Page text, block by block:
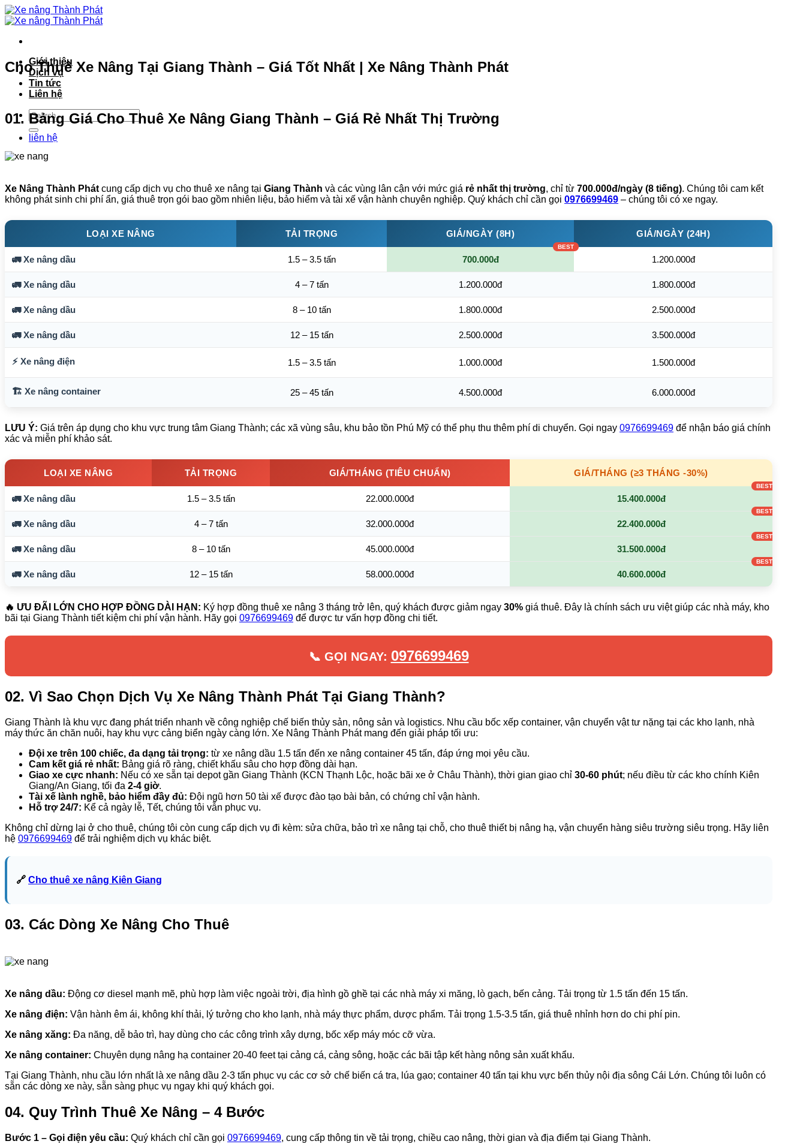
Bỏ
qua
dung
Giới thiệu
Dịch vụ
Tin tức
Liên hệ
liên hệ
Cho Thuê Xe Nâng Tại Giang Thành – Giá Tốt Nhất | Xe Nâng Thành Phát
01. Bảng Giá Cho Thuê Xe Nâng Giang Thành – Giá Rẻ Nhất Thị Trường
Xe Nâng Thành Phát cung cấp dịch vụ cho thuê xe nâng tại Giang Thành và các vùng lân cận với mức giá rẻ nhất thị trường, chỉ từ 700.000đ/ngày (8 tiếng). Chúng tôi cam kết
không phát sinh chi phí ẩn, giá thuê trọn gói bao gồm nhiên liệu, bảo hiểm và tài xế vận hành chuyên nghiệp. Quý khách chỉ cần gọi 0976699469 – chúng tôi có xe ngay.
LOẠI XE NÂNG TẢI TRỌNG GIÁ/NGÀY (8H) GIÁ/NGÀY (24H)
🚛 Xe nâng dầu 1.5 – 3.5 tấn 700.000đ 1.200.000đ
🚛 Xe nâng dầu 4 – 7 tấn 1.200.000đ 1.800.000đ
🚛 Xe nâng dầu 8 – 10 tấn 1.800.000đ 2.500.000đ
🚛 Xe nâng dầu 12 – 15 tấn 2.500.000đ 3.500.000đ
⚡ Xe nâng điện 1.5 – 3.5 tấn 1.000.000đ 1.500.000đ
🏗️ Xe nâng container 25 – 45 tấn 4.500.000đ 6.000.000đ
LƯU Ý: Giá trên áp dụng cho khu vực trung tâm Giang Thành; các xã vùng sâu, khu bảo tồn Phú Mỹ có thể phụ thu thêm phí di chuyển. Gọi ngay 0976699469 để nhận báo giá chính
xác và miễn phí khảo sát.
LOẠI XE NÂNG TẢI TRỌNG GIÁ/THÁNG (TIÊU CHUẨN) GIÁ/THÁNG (≥3 THÁNG -30%)
🚛 Xe nâng dầu 1.5 – 3.5 tấn 22.000.000đ 15.400.000đ
🚛 Xe nâng dầu 4 – 7 tấn 32.000.000đ 22.400.000đ
🚛 Xe nâng dầu 8 – 10 tấn 45.000.000đ 31.500.000đ
🚛 Xe nâng dầu 12 – 15 tấn 58.000.000đ 40.600.000đ
🔥 ƯU ĐÃI LỚN CHO HỢP ĐỒNG DÀI HẠN: Ký hợp đồng thuê xe nâng 3 tháng trở lên, quý khách được giảm ngay 30% giá thuê. Đây là chính sách ưu việt giúp các nhà máy, kho
bãi tại Giang Thành tiết kiệm chi phí vận hành. Hãy gọi 0976699469 để được tư vấn hợp đồng chi tiết.
📞 GỌI NGAY: 0976699469
02. Vì Sao Chọn Dịch Vụ Xe Nâng Thành Phát Tại Giang Thành?
Giang Thành là khu vực đang phát triển nhanh về công nghiệp chế biến thủy sản, nông sản và logistics. Nhu cầu bốc xếp container, vận chuyển vật tư nặng tại các kho lạnh, nhà
máy thức ăn chăn nuôi, hay khu vực cảng biển ngày càng lớn. Xe Nâng Thành Phát mang đến giải pháp tối ưu:
Đội xe trên 100 chiếc, đa dạng tải trọng: từ xe nâng dầu 1.5 tấn đến xe nâng container 45 tấn, đáp ứng mọi yêu cầu.
Cam kết giá rẻ nhất: Bảng giá rõ ràng, chiết khấu sâu cho hợp đồng dài hạn.
Giao xe cực nhanh: Nếu có xe sẵn tại depot gần Giang Thành (KCN Thạnh Lộc, hoặc bãi xe ở Châu Thành), thời gian giao chỉ 30-60 phút; nếu điều từ các kho chính Kiên
Giang/An Giang, tối đa 2-4 giờ.
Tài xế lành nghề, bảo hiểm đầy đủ: Đội ngũ hơn 50 tài xế được đào tạo bài bản, có chứng chỉ vận hành.
Hỗ trợ 24/7: Kể cả ngày lễ, Tết, chúng tôi vẫn phục vụ.
Không chỉ dừng lại ở cho thuê, chúng tôi còn cung cấp dịch vụ đi kèm: sửa chữa, bảo trì xe nâng tại chỗ, cho thuê thiết bị nâng hạ, vận chuyển hàng siêu trường siêu trọng. Hãy liên
hệ 0976699469 để trải nghiệm dịch vụ khác biệt.
🔗 Cho thuê xe nâng Kiên Giang
03. Các Dòng Xe Nâng Cho Thuê
Xe nâng dầu: Động cơ diesel mạnh mẽ, phù hợp làm việc ngoài trời, địa hình gồ ghề tại các nhà máy xi măng, lò gạch, bến cảng. Tải trọng từ 1.5 tấn đến 15 tấn.
Xe nâng điện: Vận hành êm ái, không khí thải, lý tưởng cho kho lạnh, nhà máy thực phẩm, dược phẩm. Tải trọng 1.5-3.5 tấn, giá thuê nhỉnh hơn do chi phí pin.
Xe nâng xăng: Đa năng, dễ bảo trì, hay dùng cho các công trình xây dựng, bốc xếp máy móc cỡ vừa.
Xe nâng container: Chuyên dụng nâng hạ container 20-40 feet tại cảng cá, cảng sông, hoặc các bãi tập kết hàng nông sản xuất khẩu.
Tại Giang Thành, nhu cầu lớn nhất là xe nâng dầu 2-3 tấn phục vụ các cơ sở chế biến cá tra, lúa gạo; container 40 tấn tại khu vực bến thủy nội địa sông Cái Lớn. Chúng tôi luôn có
sẵn các dòng xe này, sẵn sàng phục vụ ngay khi quý khách gọi.
04. Quy Trình Thuê Xe Nâng – 4 Bước
Bước 1 – Gọi điện yêu cầu: Quý khách chỉ cần gọi 0976699469, cung cấp thông tin về tải trọng, chiều cao nâng, thời gian và địa điểm tại Giang Thành.